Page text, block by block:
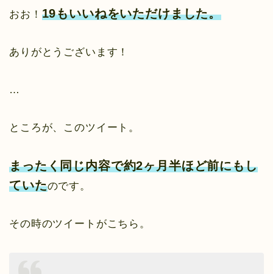
おお！ 19もいいねをいただけました。
ありがとうございます！
…
ところが、このツイート。
まったく同じ内容で約2ヶ月半ほど前にもし
ていたのです。
その時のツイートがこちら。